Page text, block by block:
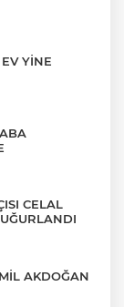
YİNE
CELAL
AKDOĞAN